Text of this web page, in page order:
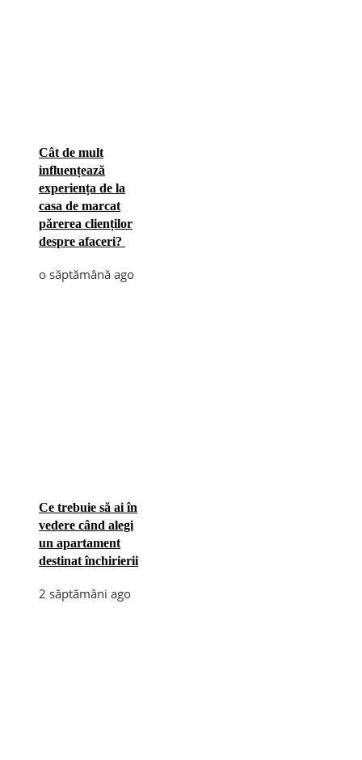
Cât de mult
influențează
experiența de la
casa de marcat
părerea clienților
despre afaceri?
o săptămână ago
Ce trebuie să ai în
vedere când alegi
un apartament
destinat închirierii
2 săptămâni ago